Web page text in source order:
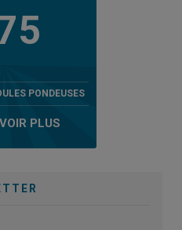
PONDEUSES
PLUS